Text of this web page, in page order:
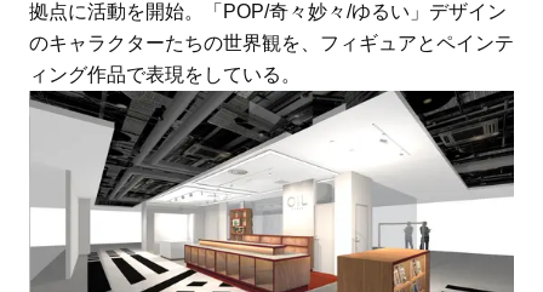
拠点に活動を開始。「POP/奇々妙々/ゆるい」デザイン
のキャラクターたちの世界観を、フィギュアとペインテ
ィング作品で表現をしている。